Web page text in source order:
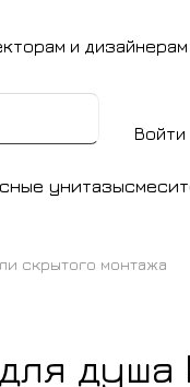
и дизайнерам
Войти
унитазы
скрытого монтажа